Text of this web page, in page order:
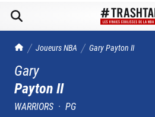
TrashTalk Actu NBA
Joueurs NBA GaryPayton II
Gary
Payton II
WARRIORS · PG